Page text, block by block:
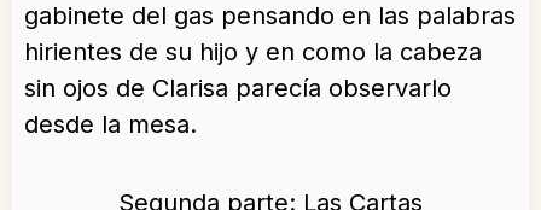
gabinete del gas pensando en las palabras
hirientes de su hijo y en como la cabeza
sin ojos de Clarisa parecía observarlo
desde la mesa.
Segunda parte: Las Cartas